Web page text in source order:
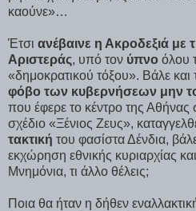
καούνε»…
Έτσι ανέβαινε η Ακροδεξιά με
Αριστεράς, υπό τον ύπνο όλου
«δημοκρατικού τόξου». Βάλε
φόβο των κυβερνήσεων μην
που έφερε το κέντρο της Αθήνας
σχέδιο «Ξένιος Ζευς»,
τακτική του φασίστα Δένδια,
εκχώρηση εθνικής κυριαρχίας
Μνημόνια, τι άλλο θέλεις;
Ποια θα ήταν η δήθεν